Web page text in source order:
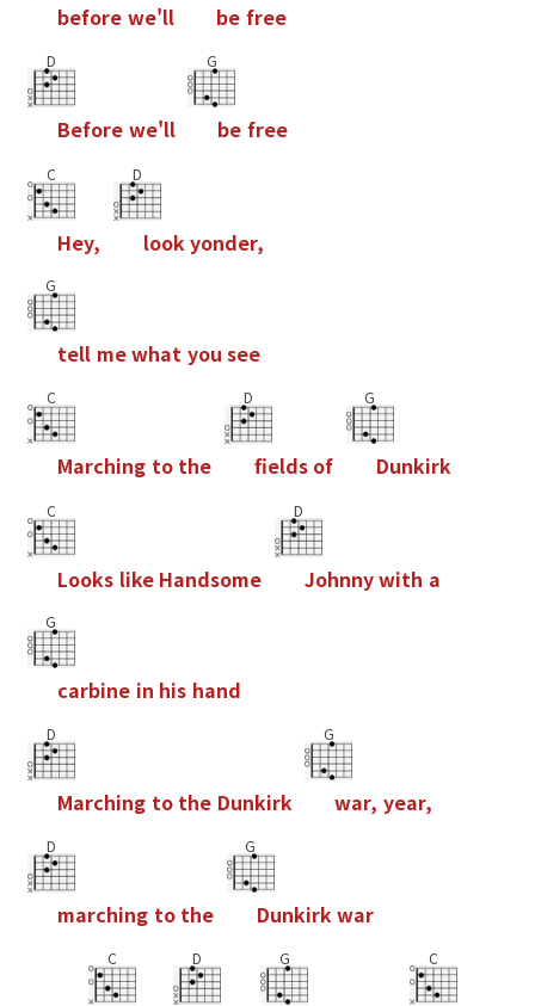
before we'll be free
D
Before we'll
G
be free
C
Hey,
D
look yonder,
G
tell mewhat you see
C
Marching to the
D
felds of
G
Dunkirk
C
Looks like Handsome
D
Johnnywith a
G
carbine in his hand
D
Marching to the Dunkirk
G
war, year,
D
marching to the
G
Dunkirkwar
C D G C